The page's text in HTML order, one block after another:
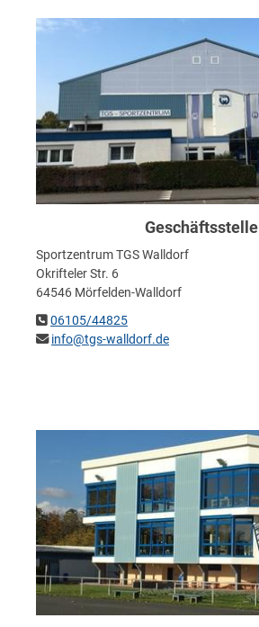
Geschäftsstelle
Sportzentrum TGS Walldorf
Okrifteler Str. 6
64546 Mörfelden-Walldorf
06105/44825
info@tgs-walldorf.de